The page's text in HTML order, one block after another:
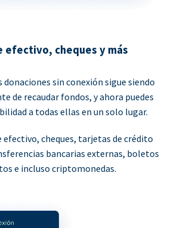
efectivo, cheques y más
sin conexión sigue siendo
de recaudar fondos, y ahora puedes
a todas ellas en un solo lugar.
cheques, tarjetas de crédito
bancarias externas, boletos
e incluso criptomonedas.